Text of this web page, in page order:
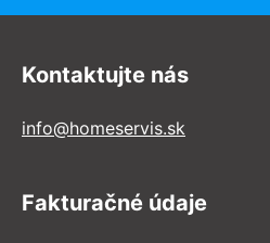
Kontaktujte nás
info@homeservis.sk
Fakturačné údaje